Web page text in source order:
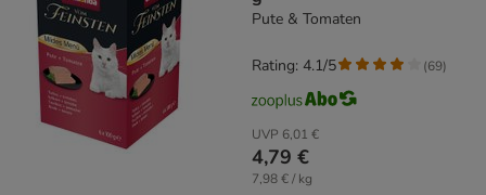
Pute & Tomaten
UVP 6,01 €
4,79 €
7,98 € / kg
Rating: 4.1/5 (69)